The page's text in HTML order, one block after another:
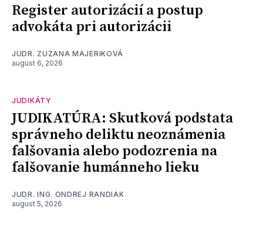
Register autorizácií a postup
advokáta pri autorizácii
JUDR. ZUZANA MAJERIKOVÁ
august 6, 2026
JUDIKÁTY
JUDIKATÚRA: Skutková podstata
správneho deliktu neoznámenia
falšovania alebo podozrenia na
falšovanie humánneho lieku
JUDR. ING. ONDREJ RANDIAK
august 5, 2026